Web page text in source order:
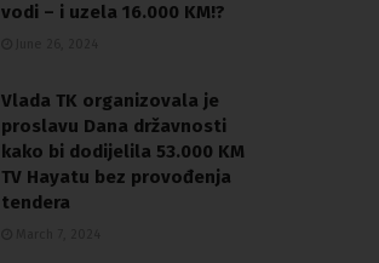
vodi – i uzela 16.000 KM!?
Vlada TK organizovala je
proslavu Dana državnosti
kako bi dodijelila 53.000 KM
TV Hayatu bez provođenja
tendera